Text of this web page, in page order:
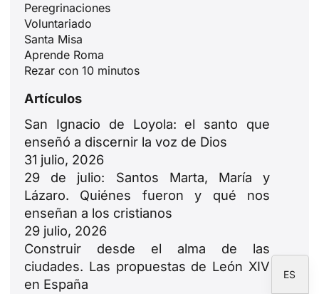
Peregrinaciones
Voluntariado
Santa Misa
Aprende Roma
Rezar con 10 minutos
Artículos
San Ignacio de Loyola: el santo que
enseñó a discernir la voz de Dios
31 julio, 2026
29 de julio: Santos Marta, María y
Lázaro. Quiénes fueron y qué nos
enseñan a los cristianos
29 julio, 2026
Construir desde el alma de las
ciudades. Las propuestas de León XIV
en España
ES